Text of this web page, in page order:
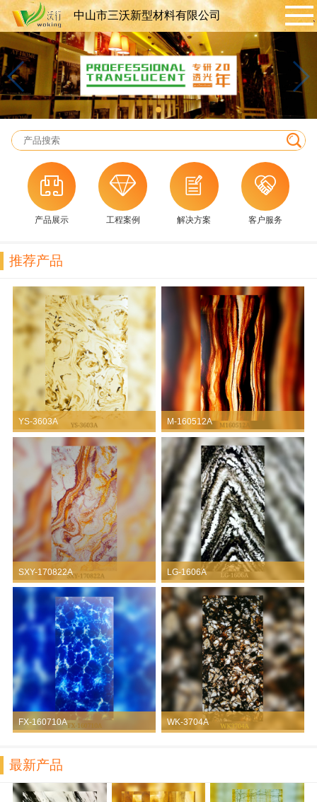
中山市三沃新型材料有限公司
产品展示 工程案例 解决方案 客户服务
推荐产品
YS-3603A M-160512A
SXY-170822A LG-1606A
FX-160710A WK-3704A
最新产品